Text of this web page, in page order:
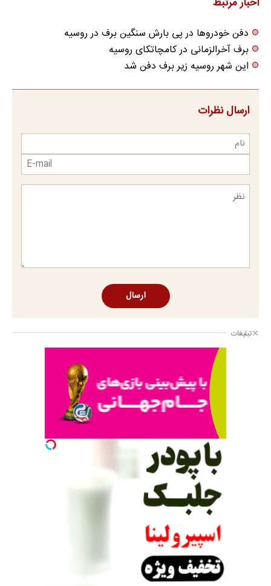
اخبار مرتبط
دفن خودروها در پی بارش سنگین برف در روسیه
برف آخرالزمانی در کامچاتکای روسیه
این شهر روسیه زیر برف دفن شد
ارسال نظرات
ارسال
تبلیغات